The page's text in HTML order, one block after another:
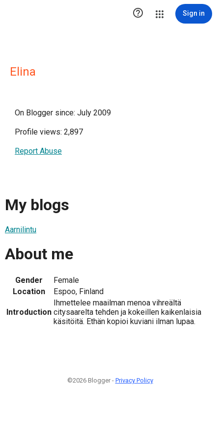
 Sign in
Elina
On Blogger since: July 2009
Profile views: 2,897
Report Abuse
My blogs
Aarnilintu
About me
Gender
Female
Location
Espoo, Finland
Introduction
Ihmettelee maailman menoa vihreältä
citysaarelta tehden ja kokeillen kaikenlaisia
käsitöitä. Ethän kopioi kuviani ilman lupaa.
©2026 Blogger - Privacy Policy